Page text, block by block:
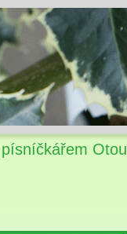
Otou